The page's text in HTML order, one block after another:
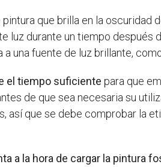
que brilla en la oscuridad
luz durante un tiempo después
una fuente de luz brillante,
el tiempo suficiente para que
de que sea necesaria su
así que se debe comprobar la
a la hora de cargar la pintura